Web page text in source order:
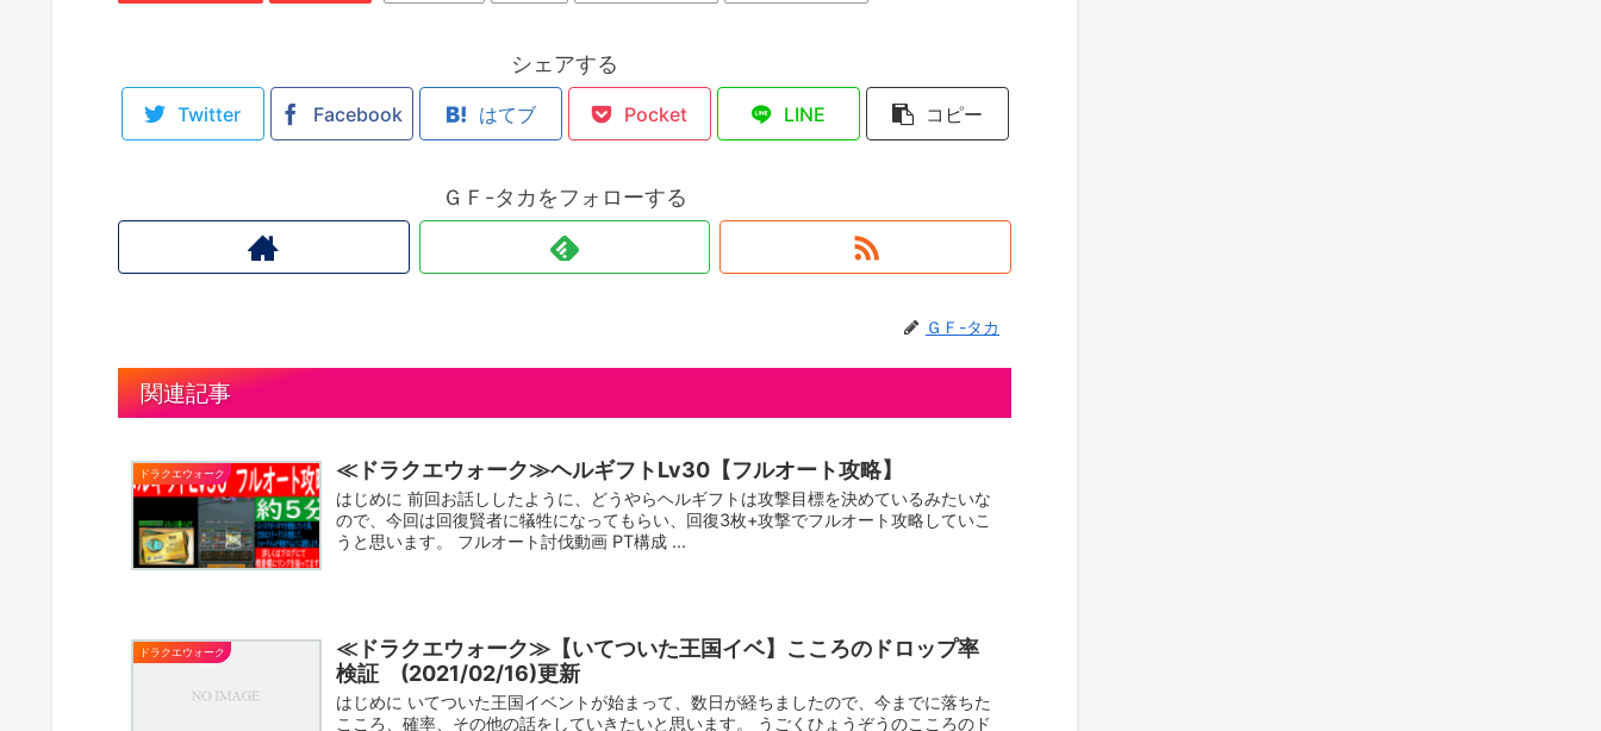
シェアする
Twitter Facebook はてブ Pocket LINE コピー
ＧＦ-タカをフォローする
ＧＦ-タカ
関連記事
ドラクエウォーク ≪ドラクエウォーク≫ヘルギフトLv30【フルオート攻略】
はじめに 前回お話ししたように、どうやらヘルギフトは攻撃目標を決めているみたいな
ので、今回は回復賢者に犠牲になってもらい、回復3枚+攻撃でフルオート攻略していこ
うと思います。 フルオート討伐動画 PT構成 ...
ドラクエウォーク
≪ドラクエウォーク≫【いてついた王国イベ】こころのドロップ率
検証 (2021/02/16)更新
はじめに いてついた王国イベントが始まって、数日が経ちましたので、今までに落ちた
こころ、確率、その他の話をしていきたいと思います。 うごくひょうぞうのこころのド